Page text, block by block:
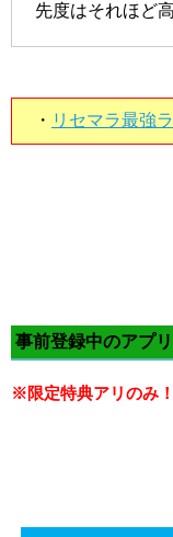
先度はそれほど
・ リセマラ最強
事前登録中のアプリ
※限定特典アリのみ！